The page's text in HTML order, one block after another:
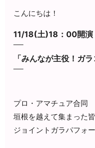
こんにちは！
11/18(土)18：00開演
「みんなが主役！ガ
プロ・アマチュア合同
垣根を越えて集まった
ジョイントガラパフォ